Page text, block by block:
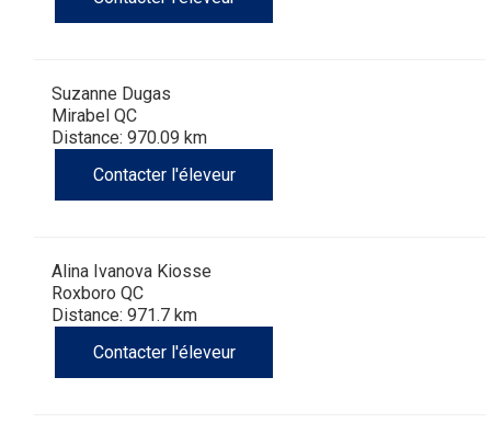
Suzanne Dugas
Mirabel QC
Distance: 970.09 km
Contacter l'éleveur
Alina Ivanova Kiosse
Roxboro QC
Distance: 971.7 km
Contacter l'éleveur